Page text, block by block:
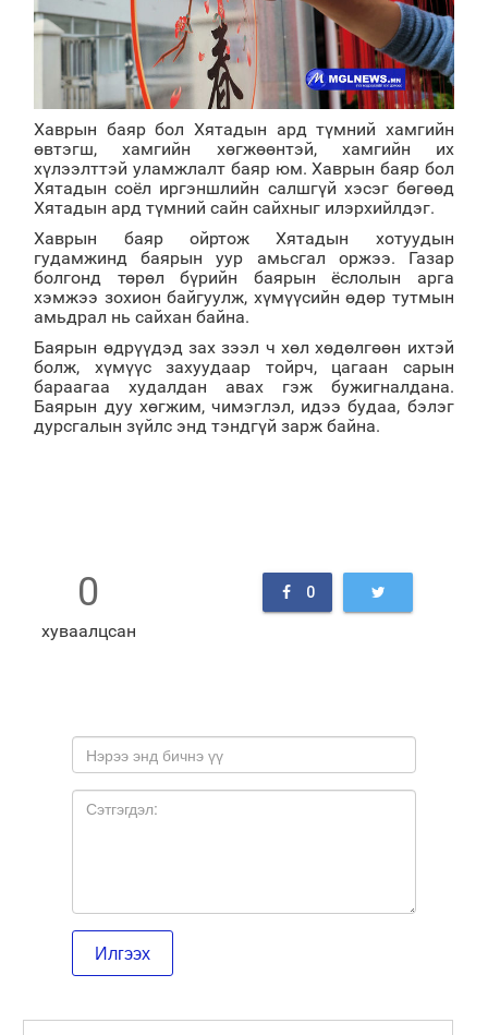
Хаврын баяр бол Хятадын ард түмний хамгийн
өвтэгш, хамгийн хөгжөөнтэй, хамгийн их
хүлээлттэй уламжлалт баяр юм. Хаврын баяр бол
Хятадын соёл иргэншлийн салшгүй хэсэг бөгөөд
Хятадын ард түмний сайн сайхныг илэрхийлдэг.
Хаврын баяр ойртож Хятадын хотуудын
гудамжинд баярын уур амьсгал оржээ. Газар
болгонд төрөл бүрийн баярын ёслолын арга
хэмжээ зохион байгуулж, хүмүүсийн өдөр тутмын
амьдрал нь сайхан байна.
Баярын өдрүүдэд зах зээл ч хөл хөдөлгөөн ихтэй
болж, хүмүүс захуудаар тойрч, цагаан сарын
бараагаа худалдан авах гэж бужигналдана.
Баярын дуу хөгжим, чимэглэл, идээ будаа, бэлэг
дурсгалын зүйлс энд тэндгүй зарж байна.
0
хуваалцсан
0